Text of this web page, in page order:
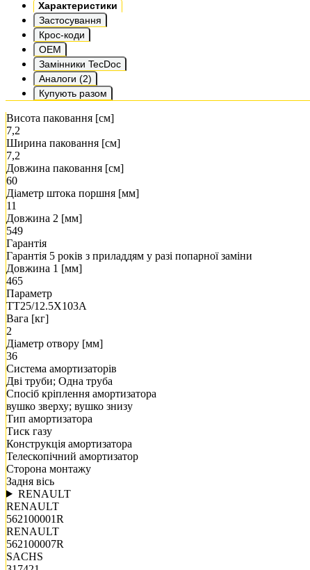
Характеристики
Застосування
Крос-коди
OEM
Замінники TecDoc
Аналоги (2)
Купують разом
Висота паковання [см]
7,2
Ширина паковання [см]
7,2
Довжина паковання [см]
60
Діаметр штока поршня [мм]
11
Довжина 2 [мм]
549
Гарантія
Гарантія 5 років з приладдям у разі попарної заміни
Довжина 1 [мм]
465
Параметр
TT25/12.5X103A
Вага [кг]
2
Діаметр отвору [мм]
36
Система амортизаторів
Дві труби; Одна труба
Спосіб кріплення амортизатора
вушко зверху; вушко знизу
Тип амортизатора
Тиск газу
Конструкція амортизатора
Телескопічний амортизатор
Сторона монтажу
Задня вісь
RENAULT
RENAULT
562100001R
RENAULT
562100007R
SACHS